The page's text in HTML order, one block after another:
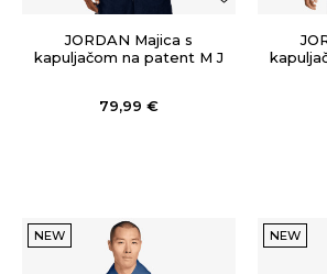
JORDAN Majica s
kapuljačom na patent M J
79,99 €
NEW NEW